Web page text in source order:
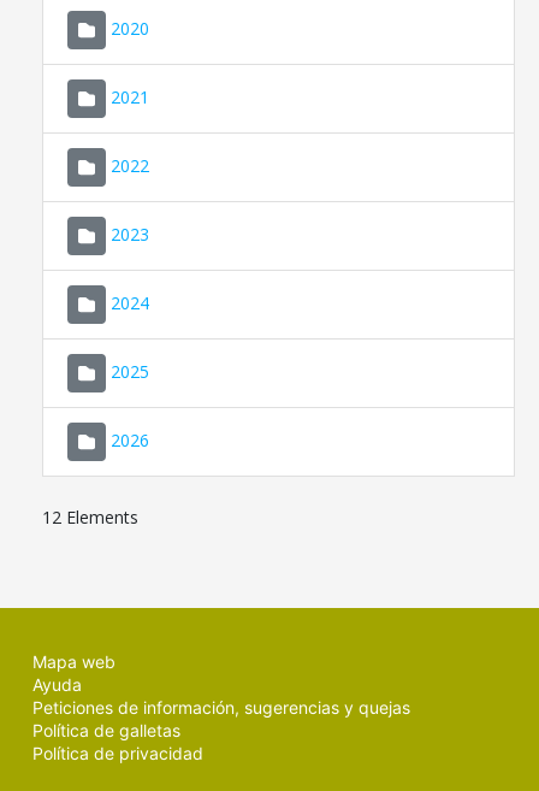
2020
2021
2022
2023
2024
2025
2026
12 Elements
Mapa web
Ayuda
Peticiones de información, sugerencias y quejas
Política de galletas
Política de privacidad